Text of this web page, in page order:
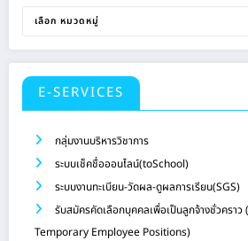
E-SERVICES
กลุ่มงานบริหารวิชาการ
ระบบเช็คชื่อออนไลน์(toSchool)
ระบบงานทะเบียน-วัดผล-ดูผลการเรียน(SGS)
รับสมัครคัดเลือกบุคคลเพื่อเป็นลูกจ้างชั่วครา
Temporary Employee Positions)